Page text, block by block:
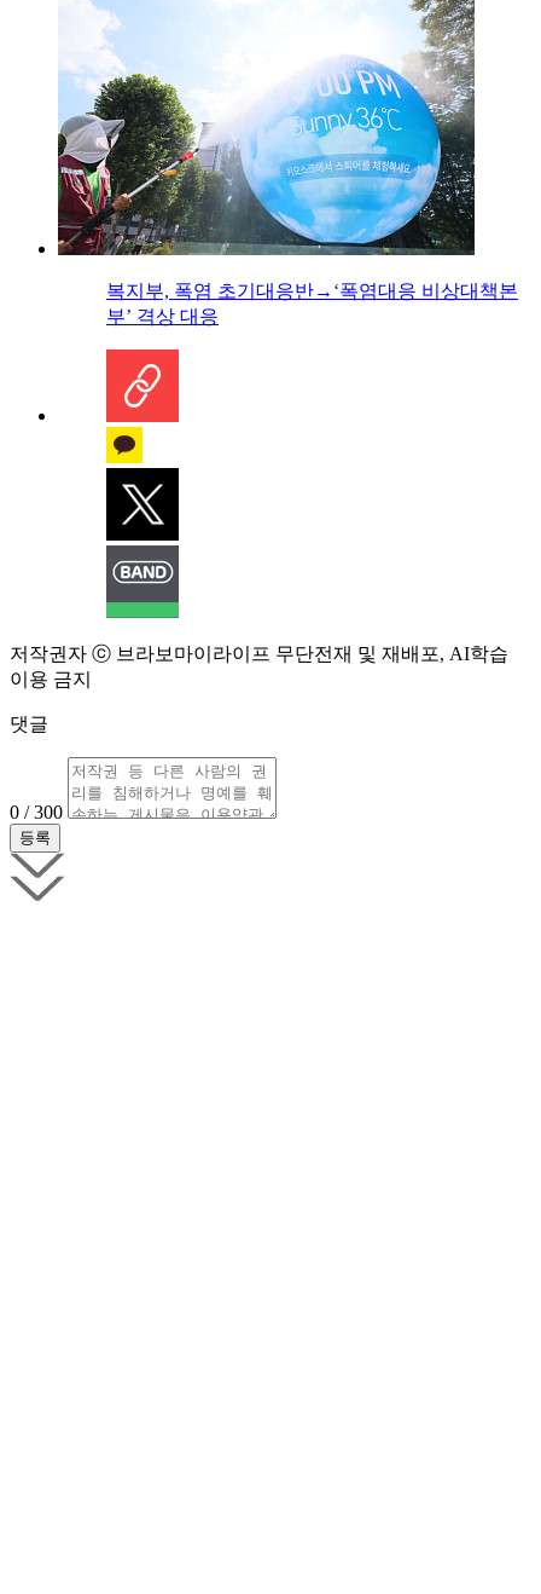
복지부, 폭염 초기대응반→‘폭염대응 비상대책본
부’ 격상 대응
저작권자 ⓒ 브라보마이라이프 무단전재 및 재배포, AI학습
이용 금지
댓글
0 / 300